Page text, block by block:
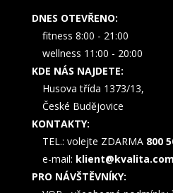
DNES OTEVŘENO:
fitness 8:00 - 21:00
wellness 11:00 - 20:00
KDE NÁS NAJDETE:
Husova třída 1373/13,
České Budějovice
KONTAKTY:
TEL.: volejte ZDARMA 800
e-mail: klient@kvalita.com
PRO NÁVŠTĚVNÍKY: